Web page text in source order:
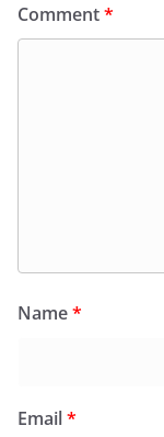
Comment*
Name*
Email*